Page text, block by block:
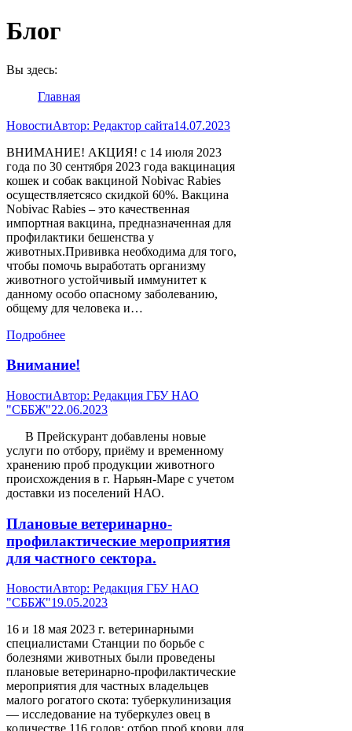
Блог
Вы здесь:
Главная
НовостиАвтор: Редактор сайта14.07.2023
ВНИМАНИЕ! АКЦИЯ! с 14 июля 2023
года по 30 сентября 2023 года вакцинация
кошек и собак вакциной Nobivac Rabies
осуществляетсясо скидкой 60%. Вакцина
Nobivac Rabies – это качественная
импортная вакцина, предназначенная для
профилактики бешенства у
животных.Прививка необходима для того,
чтобы помочь выработать организму
животного устойчивый иммунитет к
данному особо опасному заболеванию,
общему для человека и…
Подробнее
Внимание!
НовостиАвтор: Редакция ГБУ НАО
"СББЖ"22.06.2023
В Прейскурант добавлены новые
услуги по отбору, приёму и временному
хранению проб продукции животного
происхождения в г. Нарьян-Маре с учетом
доставки из поселений НАО.
Плановые ветеринарно-
профилактические мероприятия
для частного сектора.
НовостиАвтор: Редакция ГБУ НАО
"СББЖ"19.05.2023
16 и 18 мая 2023 г. ветеринарными
специалистами Станции по борьбе с
болезнями животных были проведены
плановые ветеринарно-профилактические
мероприятия для частных владельцев
малого рогатого скота: туберкулинизация
— исследование на туберкулез овец в